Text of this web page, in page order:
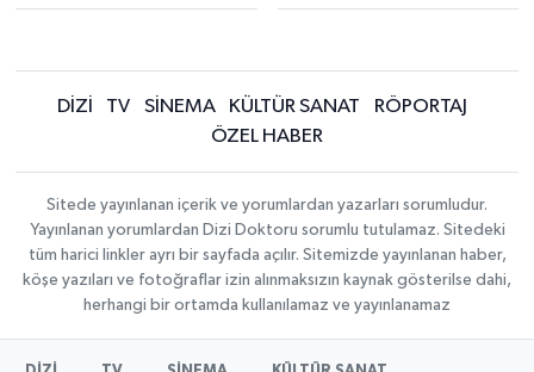
DİZİ TV SİNEMA KÜLTÜR SANAT
RÖPORTAJ
ÖZEL HABER
Sitede yayınlanan içerik ve yorumlardan yazarları sorumludur.
Yayınlanan yorumlardan Dizi Doktoru sorumlu tutulamaz. Sitedeki
tüm harici linkler ayrı bir sayfada açılır. Sitemizde yayınlanan haber,
köşe yazıları ve fotoğraflar izin alınmaksızın kaynak gösterilse dahi,
herhangi bir ortamda kullanılamaz ve yayınlanamaz